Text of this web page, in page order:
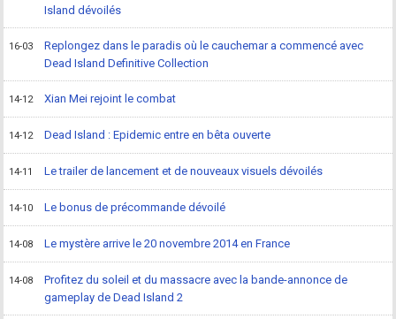
Island dévoilés
16-03
Replongez dans le paradis où le cauchemar a commencé avec
Dead Island Definitive Collection
14-12 Xian Mei rejoint le combat
14-12 Dead Island : Epidemic entre en bêta ouverte
14-11 Le trailer de lancement et de nouveaux visuels dévoilés
14-10 Le bonus de précommande dévoilé
14-08 Le mystère arrive le 20 novembre 2014 en France
14-08
Profitez du soleil et du massacre avec la bande-annonce de
gameplay de Dead Island 2